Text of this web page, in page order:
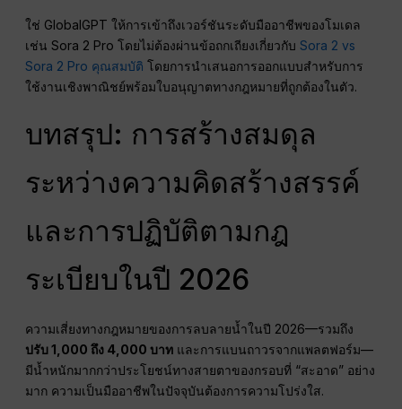
ใช่ GlobalGPT ให้การเข้าถึงเวอร์ชันระดับมืออาชีพของโมเดล
เช่น Sora 2 Pro โดยไม่ต้องผ่านข้อถกเถียงเกี่ยวกับSora 2 vs
Sora 2 Pro คุณสมบัติ โดยการนำเสนอการออกแบบสำหรับการ
ใช้งานเชิงพาณิชย์พร้อมใบอนุญาตทางกฎหมายที่ถูกต้องในตัว.
บทสรุป: การสร้างสมดุล
ระหว่างความคิดสร้างสรรค์
และการปฏิบัติตามกฎ
ระเบียบในปี 2026
ความเสี่ยงทางกฎหมายของการลบลายน้ำในปี 2026—รวมถึง
ปรับ 1,000 ถึง 4,000 บาท และการแบนถาวรจากแพลตฟอร์ม—
มีน้ำหนักมากกว่าประโยชน์ทางสายตาของกรอบที่ “สะอาด” อย่าง
มาก ความเป็นมืออาชีพในปัจจุบันต้องการความโปร่งใส.